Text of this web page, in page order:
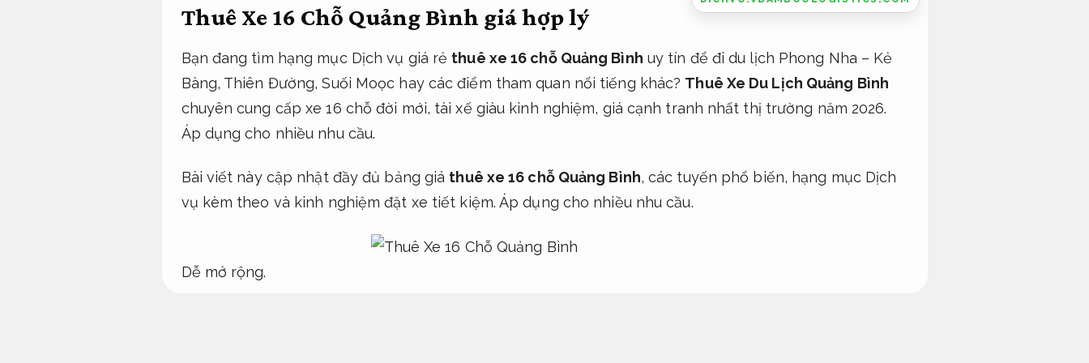
Thuê Xe 16 Chỗ Quảng Bình giá hợp lý
Bạn đang tìm hạng mục Dịch vụ giá rẻ thuê xe 16 chỗ Quảng Bình uy tín để đi du lịch Phong Nha – Kẻ
Bàng, Thiên Đường, Suối Moọc hay các điểm tham quan nổi tiếng khác? Thuê Xe Du Lịch Quảng Bình
chuyên cung cấp xe 16 chỗ đời mới, tài xế giàu kinh nghiệm, giá cạnh tranh nhất thị trường năm 2026.
Áp dụng cho nhiều nhu cầu.
Bài viết này cập nhật đầy đủ bảng giá thuê xe 16 chỗ Quảng Bình, các tuyến phổ biến, hạng mục Dịch
vụ kèm theo và kinh nghiệm đặt xe tiết kiệm.Áp dụng cho nhiều nhu cầu.
Dễ mở rộng.